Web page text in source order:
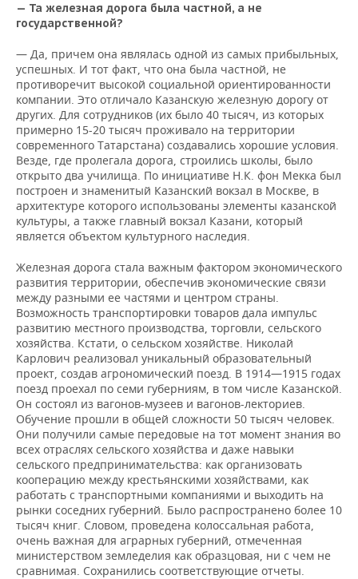
— Та железная дорога была частной, а не
государственной?
— Да, причем она являлась одной из самых прибыльных,
успешных. И тот факт, что она была частной, не
противоречит высокой социальной ориентированности
компании. Это отличало Казанскую железную дорогу от
других. Для сотрудников (их было 40 тысяч, из которых
примерно 15-20 тысяч проживало на территории
современного Татарстана) создавались хорошие условия.
Везде, где пролегала дорога, строились школы, было
открыто два училища. По инициативе Н.К. фон Мекка был
построен и знаменитый Казанский вокзал в Москве, в
архитектуре которого использованы элементы казанской
культуры, а также главный вокзал Казани, который
является объектом культурного наследия.
Железная дорога стала важным фактором экономического
развития территории, обеспечив экономические связи
между разными ее частями и центром страны.
Возможность транспортировки товаров дала импульс
развитию местного производства, торговли, сельского
хозяйства. Кстати, о сельском хозяйстве. Николай
Карлович реализовал уникальный образовательный
проект, создав агрономический поезд. В 1914—1915 годах
поезд проехал по семи губерниям, в том числе Казанской.
Он состоял из вагонов-музеев и вагонов-лекториев.
Обучение прошли в общей сложности 50 тысяч человек.
Они получили самые передовые на тот момент знания во
всех отраслях сельского хозяйства и даже навыки
сельского предпринимательства: как организовать
кооперацию между крестьянскими хозяйствами, как
работать с транспортными компаниями и выходить на
рынки соседних губерний. Было распространено более 10
тысяч книг. Словом, проведена колоссальная работа,
очень важная для аграрных губерний, отмеченная
министерством земледелия как образцовая, ни с чем не
сравнимая. Сохранились соответствующие отчеты.